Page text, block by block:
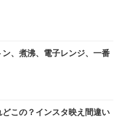
ン、煮沸、電子レンジ、一番
この？インスタ映え間違い